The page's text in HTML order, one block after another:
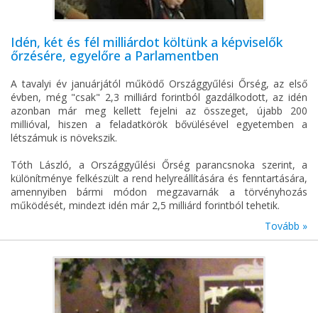
Idén, két és fél milliárdot költünk a képviselők
őrzésére, egyelőre a Parlamentben
A tavalyi év januárjától működő Országgyűlési Őrség, az első
évben, még "csak" 2,3 milliárd forintból gazdálkodott, az idén
azonban már meg kellett fejelni az összeget, újabb 200
millióval, hiszen a feladatkörök bővülésével egyetemben a
létszámuk is növekszik.
Tóth László, a Országgyűlési Őrség parancsnoka szerint, a
különítménye felkészült a rend helyreállítására és fenntartására,
amennyiben bármi módon megzavarnák a törvényhozás
működését, mindezt idén már 2,5 milliárd forintból tehetik.
Tovább »